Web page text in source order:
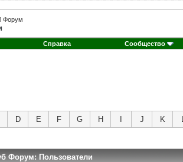
Форум
Справка Сообщество
D E F G H J K
Форум: Пользователи